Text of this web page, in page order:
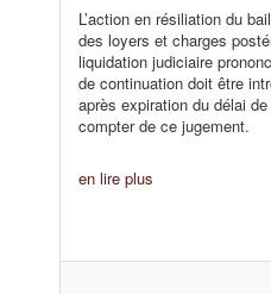
L’action en résiliation du
des loyers et charges
liquidation judiciaire
de continuation doit être
après expiration du délai
compter de ce jugement.
en lire plus